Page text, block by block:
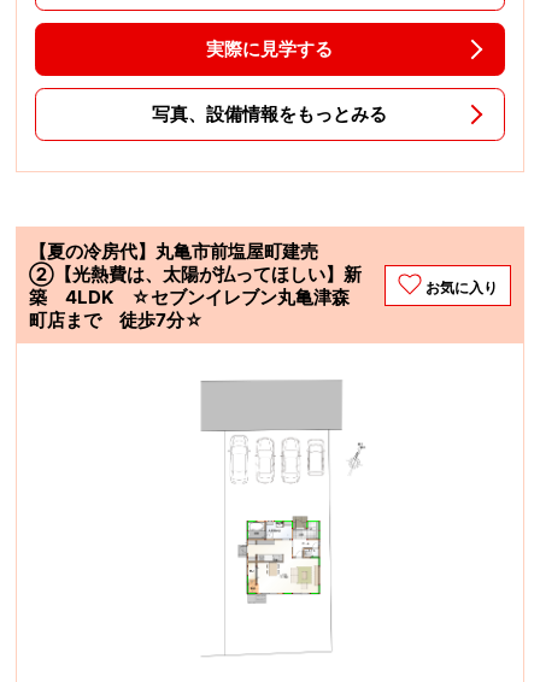
実際に見学する
写真、設備情報をもっとみる
【夏の冷房代】丸亀市前塩屋町建売
②【光熱費は、太陽が払ってほしい】新
築 4LDK ☆セブンイレブン丸亀津森
町店まで 徒歩7分☆
お気に入り